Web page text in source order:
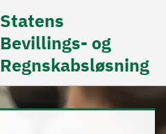
Statens
Bevillings- og
Regnskabsløsning